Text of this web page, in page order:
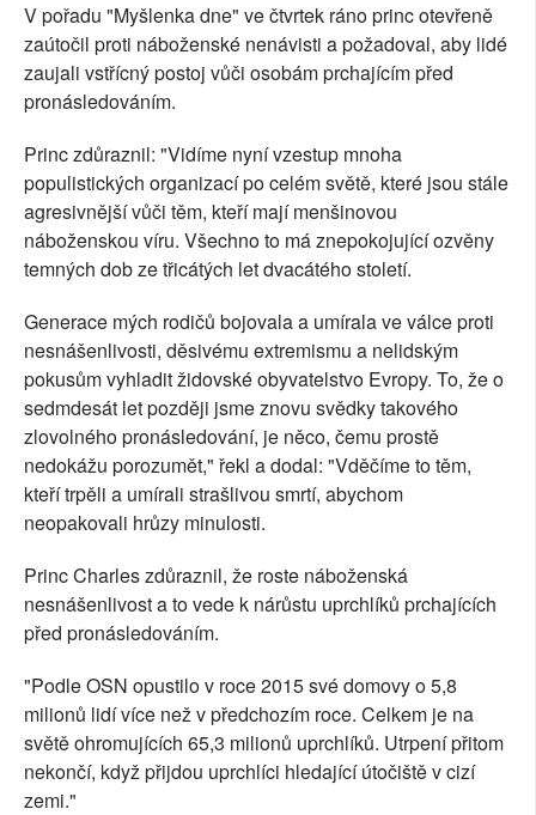
V pořadu "Myšlenka dne" ve čtvrtek ráno princ otevřeně
zaútočil proti náboženské nenávisti a požadoval, aby lidé
zaujali vstřícný postoj vůči osobám prchajícím před
pronásledováním.
Princ zdůraznil: "Vidíme nyní vzestup mnoha
populistických organizací po celém světě, které jsou stále
agresivnější vůči těm, kteří mají menšinovou
náboženskou víru. Všechno to má znepokojující ozvěny
temných dob ze třicátých let dvacátého století.
Generace mých rodičů bojovala a umírala ve válce proti
nesnášenlivosti, děsivému extremismu a nelidským
pokusům vyhladit židovské obyvatelstvo Evropy. To, že o
sedmdesát let později jsme znovu svědky takového
zlovolného pronásledování, je něco, čemu prostě
nedokážu porozumět," řekl a dodal: "Vděčíme to těm,
kteří trpěli a umírali strašlivou smrtí, abychom
neopakovali hrůzy minulosti.
Princ Charles zdůraznil, že roste náboženská
nesnášenlivost a to vede k nárůstu uprchlíků prchajících
před pronásledováním.
"Podle OSN opustilo v roce 2015 své domovy o 5,8
milionů lidí více než v předchozím roce. Celkem je na
světě ohromujících 65,3 milionů uprchlíků. Utrpení přitom
nekončí, když přijdou uprchlíci hledající útočiště v cizí
zemi."